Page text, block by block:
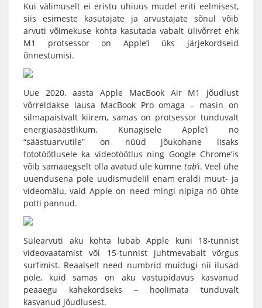
Kui välimuselt ei eristu uhiuus mudel eriti eelmisest,
siis esimeste kasutajate ja arvustajate sõnul võib
arvuti võimekuse kohta kasutada vabalt ülivõrret ehk
M1 protsessor on Apple’i üks järjekordseid
õnnestumisi.
Uue 2020. aastaApple MacBook Air M1
jõudlust
võrreldakse lausa MacBook Proomaga – masin on
silmapaistvalt kiirem, samas on protsessor tunduvalt
energiasäästlikum. Kunagisele Apple’i nö
“säästuarvutile” on nüüd jõukohane lisaks
fototöötlusele ka videotöötlus ning Google Chrome’is
võib samaaegselt olla avatud üle kümne tab’i. Veel ühe
uuendusena pole uudismudelil enam eraldi muut- ja
videomälu, vaid Apple on need mingi nipiga nö ühte
potti pannud.
Sülearvuti aku kohta lubab Apple kuni 18-tunnist
videovaatamist või 15-tunnist juhtmevabalt võrgus
surfimist. Reaalselt need numbrid muidugi nii ilusad
pole, kuid samas on aku vastupidavus kasvanud
peaaegu kahekordseks – hoolimata tunduvalt
kasvanud jõudlusest.